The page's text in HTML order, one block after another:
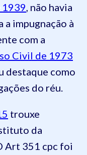
1939 , não havia
a impugnação à
com a
Civil de 1973
destaque como
do réu.
trouxe
da
Art 351 cpc foi